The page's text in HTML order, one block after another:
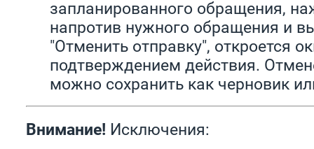
запланированного обращения,
напротив нужного обращения и
"Отменить отправку", откроется
подтверждением действия.
можно сохранить как черновик
Внимание! Исключения: